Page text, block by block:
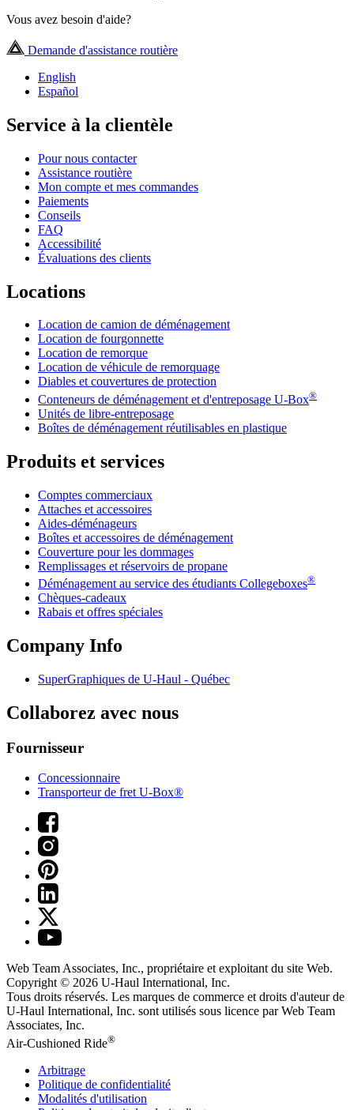
Vous avez besoin d'aide?
Demande d'assistance routière
English
Español
Service à la clientèle
Pour nous contacter
Assistance routière
Mon compte et mes commandes
Paiements
Conseils
FAQ
Accessibilité
Évaluations des clients
Locations
Location de camion de déménagement
Location de fourgonnette
Location de remorque
Location de véhicule de remorquage
Diables et couvertures de protection
Conteneurs de déménagement et d'entreposage U-Box®
Unités de libre-entreposage
Boîtes de déménagement réutilisables en plastique
Produits et services
Comptes commerciaux
Attaches et accessoires
Aides-déménageurs
Boîtes et accessoires de déménagement
Couverture pour les dommages
Remplissages et réservoirs de propane
Déménagement au service des étudiants Collegeboxes®
Chèques-cadeaux
Rabais et offres spéciales
Company Info
SuperGraphiques de U-Haul - Québec
Collaborez avec nous
Fournisseur
Concessionnaire
Transporteur de fret U-Box®
Web Team Associates, Inc., propriétaire et exploitant du site Web.
Copyright © 2026 U-Haul International, Inc.
Tous droits réservés. Les marques de commerce et droits d'auteur de
U-Haul International, Inc. sont utilisés sous licence par Web Team
Associates, Inc.
Air-Cushioned Ride®
Arbitrage
Politique de confidentialité
Modalités d'utilisation